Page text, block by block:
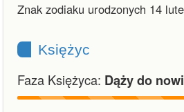
Znak zodiaku urodzonych 14
Księżyc
Faza Księżyca: Dąży do